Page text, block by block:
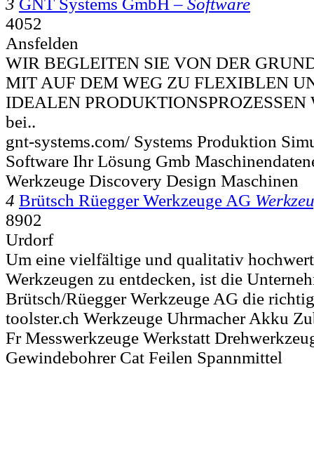
3 GNT Systems GmbH – Software
4052
Ansfelden
WIR BEGLEITEN SIE VON DER
MIT AUF DEM WEG ZU FLEXIBLEN
IDEALEN PRODUKTIONSPROZESSEN
bei..
gnt-systems.com/ Systems Produktion
Software Ihr Lösung Gmb
Werkzeuge Discovery Design Maschinen
4 Brütsch Rüegger Werkzeuge AG
8902
Urdorf
Um eine vielfältige und qualitativ
Werkzeugen zu entdecken, ist die
Brütsch/Rüegger Werkzeuge AG die
toolster.ch Werkzeuge Uhrmacher Akku
Fr Messwerkzeuge Werkstatt
Gewindebohrer Cat Feilen Spannmittel